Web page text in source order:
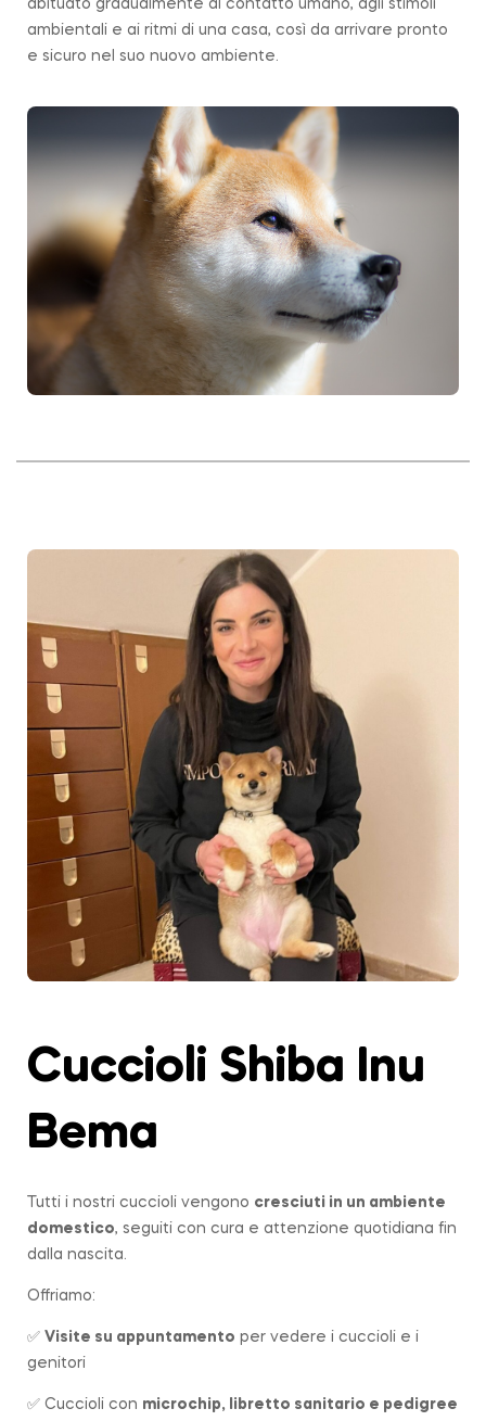
abituato gradualmente al contatto umano, agli stimoli
ambientali e ai ritmi di una casa, così da arrivare pronto
e sicuro nel suo nuovo ambiente.
Cuccioli Shiba Inu
Bema
Tutti i nostri cuccioli vengono cresciuti in un ambiente
domestico, seguiti con cura e attenzione quotidiana fin
dalla nascita.
Offriamo:
✅ Visite su appuntamento per vedere i cuccioli e i
genitori
✅ Cuccioli con microchip, libretto sanitario e pedigree